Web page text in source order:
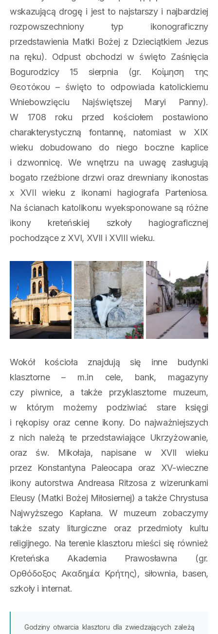
wskazującą drogę i jest to najstarszy i najbardziej
rozpowszechniony typ ikonograficzny
przedstawienia Matki Bożej z Dzieciątkiem Jezus
na ręku). Odpust obchodzi w święto Zaśnięcia
Bogurodzicy 15 sierpnia (gr. Κοίμηση της
Θεοτόκου – święto to odpowiada katolickiemu
Wniebowzięciu Najświętszej Maryi Panny).
W 1708 roku przed kościołem postawiono
charakterystyczną fontannę, natomiast w XIX
wieku dobudowano do niego boczne kaplice
i dzwonnicę. We wnętrzu na uwagę zasługują
bogato rzeźbione drzwi oraz drewniany ikonostas
x XVII wieku z ikonami hagiografa Parteniosa.
Na ścianach katolikonu wyeksponowane są różne
ikony kreteńskiej szkoły hagiograficznej
pochodzące z XVI, XVII i XVIII wieku.
Wokół kościoła znajdują się inne budynki
klasztorne – m.in cele, bank, magazyny
czy piwnice, a także przyklasztorne muzeum,
w którym możemy podziwiać stare księgi
i rękopisy oraz cenne ikony. Do najważniejszych
z nich należą te przedstawiające Ukrzyżowanie,
oraz św. Mikołaja, napisane w XVII wieku
przez Konstantyna Paleocapa oraz XV-wieczne
ikony autorstwa Andreasa Ritzosa z wizerunkami
Eleusy (Matki Bożej Miłosiernej) a także Chrystusa
Najwyższego Kapłana. W muzeum zobaczymy
także szaty liturgiczne oraz przedmioty kultu
religijnego. Na terenie klasztoru mieści się również
Kreteńska Akademia Prawosławna (gr.
Ορθόδοξος Ακαδημία Κρήτης), siłownia, basen,
szkoły i internat.
Godziny otwarcia klasztoru dla zwiedzających zależą